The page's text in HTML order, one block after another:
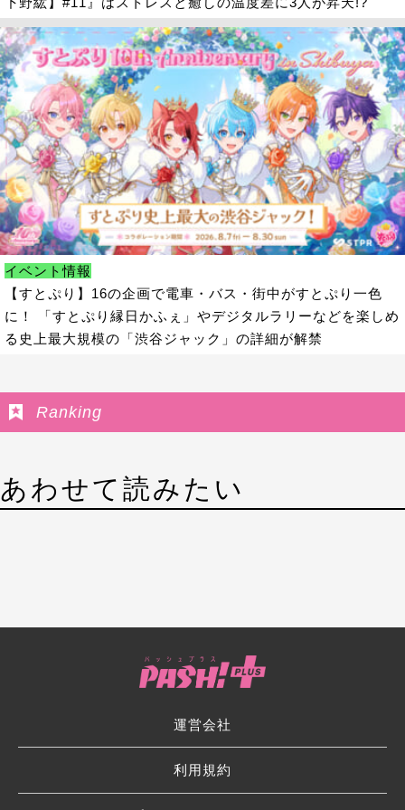
イベント情報
【すとぷり】16の企画で電車・バス・街中がすとぷり一色
に！ 「すとぷり縁日かふぇ」やデジタルラリーなどを楽しめ
る史上最大規模の「渋谷ジャック」の詳細が解禁
Ranking
あわせて読みたい
運営会社
利用規約